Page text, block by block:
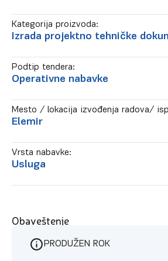
Kategorija proizvoda:
Izrada projektno tehničke
Podtip tendera:
Operativne nabavke
Mesto / lokacija izvođenja radova/
Elemir
Vrsta nabavke:
Usluga
Obaveštenje
PRODUŽEN ROK